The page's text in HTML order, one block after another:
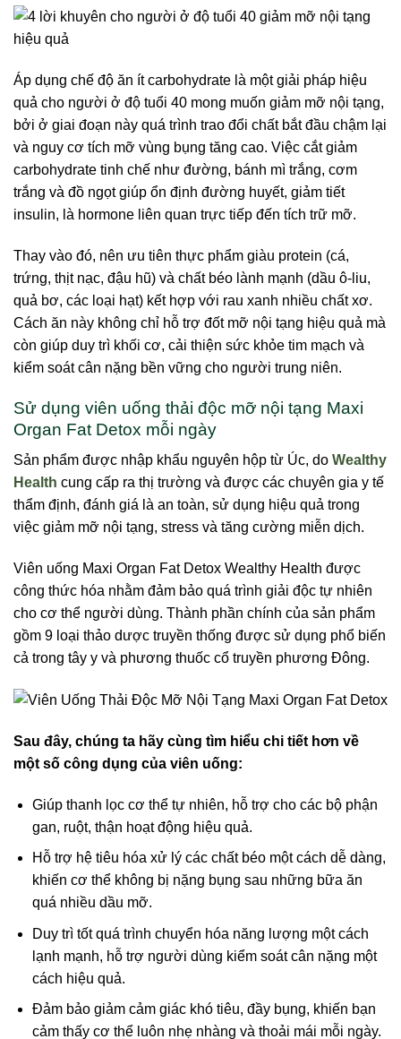
Áp dụng chế độ ăn ít carbohydrate là một giải pháp hiệu
quả cho người ở độ tuổi 40 mong muốn giảm mỡ nội tạng,
bởi ở giai đoạn này quá trình trao đổi chất bắt đầu chậm lại
và nguy cơ tích mỡ vùng bụng tăng cao. Việc cắt giảm
carbohydrate tinh chế như đường, bánh mì trắng, cơm
trắng và đồ ngọt giúp ổn định đường huyết, giảm tiết
insulin, là hormone liên quan trực tiếp đến tích trữ mỡ.
Thay vào đó, nên ưu tiên thực phẩm giàu protein (cá,
trứng, thịt nạc, đậu hũ) và chất béo lành mạnh (dầu ô-liu,
quả bơ, các loại hạt) kết hợp với rau xanh nhiều chất xơ.
Cách ăn này không chỉ hỗ trợ đốt mỡ nội tạng hiệu quả mà
còn giúp duy trì khối cơ, cải thiện sức khỏe tim mạch và
kiểm soát cân nặng bền vững cho người trung niên.
Sử dụng viên uống thải độc mỡ nội tạng Maxi
Organ Fat Detox mỗi ngày
Sản phẩm được nhập khẩu nguyên hộp từ Úc, do Wealthy
Health cung cấp ra thị trường và được các chuyên gia y tế
thẩm định, đánh giá là an toàn, sử dụng hiệu quả trong
việc giảm mỡ nội tạng, stress và tăng cường miễn dịch.
Viên uống Maxi Organ Fat Detox Wealthy Health được
công thức hóa nhằm đảm bảo quá trình giải độc tự nhiên
cho cơ thể người dùng. Thành phần chính của sản phẩm
gồm 9 loại thảo dược truyền thống được sử dụng phổ biến
cả trong tây y và phương thuốc cổ truyền phương Đông.
Sau đây, chúng ta hãy cùng tìm hiểu chi tiết hơn về
một số công dụng của viên uống:
Giúp thanh lọc cơ thể tự nhiên, hỗ trợ cho các bộ phận
gan, ruột, thận hoạt động hiệu quả.
Hỗ trợ hệ tiêu hóa xử lý các chất béo một cách dễ dàng,
khiến cơ thể không bị nặng bụng sau những bữa ăn
quá nhiều dầu mỡ.
Duy trì tốt quá trình chuyển hóa năng lượng một cách
lạnh mạnh, hỗ trợ người dùng kiểm soát cân nặng một
cách hiệu quả.
Đảm bảo giảm cảm giác khó tiêu, đầy bụng, khiến bạn
cảm thấy cơ thể luôn nhẹ nhàng và thoải mái mỗi ngày.